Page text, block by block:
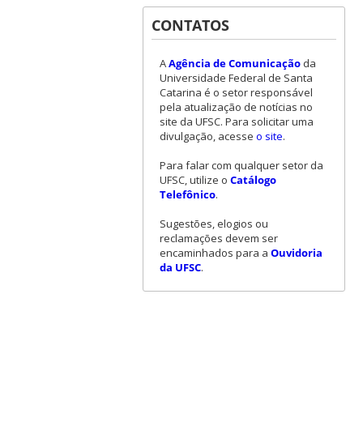
CONTATOS
AAgência de Comunicaçãoda
Universidade Federal de Santa
Catarina é o setor responsável
pela atualização de notícias no
site da UFSC. Para solicitar uma
divulgação, acesse o site.
Para falar com qualquer setor da
UFSC, utilize o Catálogo
Telefônico.
Sugestões, elogios ou
reclamações devem ser
encaminhados para a Ouvidoria
da UFSC.